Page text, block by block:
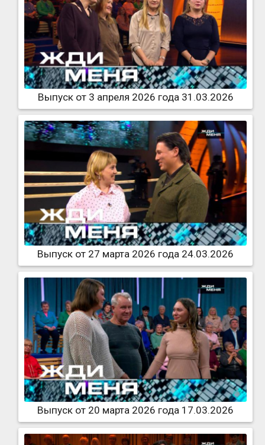
Выпуск от 3 апреля 2026 года 31.03.2026
Выпуск от 27 марта 2026 года 24.03.2026
Выпуск от 20 марта 2026 года 17.03.2026